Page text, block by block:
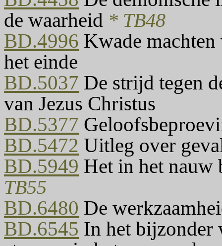
de waarheid * TB48
BD.4996 Kwade
het einde
BD.5037 De strijd tegen
van Jezus Christus
BD.5377
BD.5472 Uitleg over
BD.5949 Het in het nauw
TB55
BD.6480 De
BD.6545 In het bijzonder